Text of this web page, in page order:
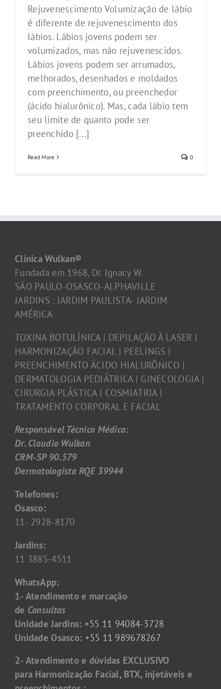
Rejuvenescimento Volumização de lábio
é diferente de rejuvenescimento dos
lábios. Lábios jovens podem ser
volumizados, mas não rejuvenescidos.
Lábios jovens podem ser arrumados,
melhorados, desenhados e moldados
com preenchimento, ou preenchedor
(ácido hialurônico). Mas, cada lábio tem
seu limite de quanto pode ser
preenchido [...]
Read More 0
Clínica Wulkan®
Fundada em 1968, Dr. Ignacy W.
SÃO PAULO-OSASCO-ALPHAVILLE
JARDINS : JARDIM PAULISTA- JARDIM
AMÉRICA
TOXINA BOTULÍNICA | DEPILAÇÃO À LASER |
HARMONIZAÇÃO FACIAL | PEELINGS |
PREENCHIMENTO ÁCIDO HIALURÔNICO |
DERMATOLOGIA PEDIÁTRICA | GINECOLOGIA |
CIRURGIA PLÁSTICA | COSMIATRIA |
TRATAMENTO CORPORAL E FACIAL
Responsável Técnico Médico:
Dr. Claudio Wulkan
CRM-SP 90.579
Dermatologista RQE 39944
Telefones:
Osasco:
11- 2928-8170
Jardins:
11 3885-4511
WhatsApp:
1- Atendimento e marcação
de Consultas
Unidade Jardins: +55 11 94084-3728
Unidade Osasco: +55 11 989678267
2- Atendimento e dúvidas EXCLUSIVO
para Harmonização Facial, BTX, injetáveis e